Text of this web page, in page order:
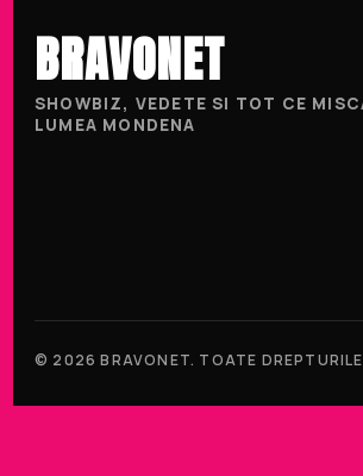
BRAVONET
SHOWBIZ, VEDETE SI TOT CE
LUMEA MONDENA
© 2026 BRAVONET. TOATE DREPTURILE